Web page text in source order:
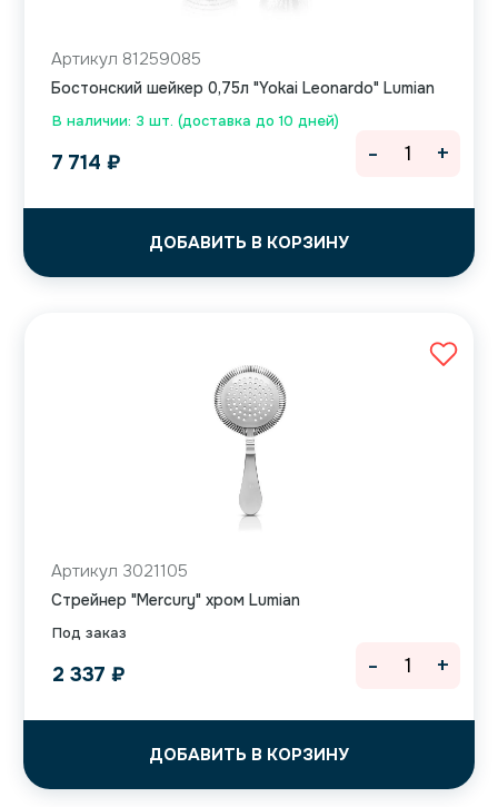
В наличии: 3 шт. (доставка до 10 дней)
Артикул 81259085
Бостонский шейкер 0,75л "Yokai Leonardo" Lumian
7 714 ₽
ДОБАВИТЬ В КОРЗИНУ
- +
Под заказ
Артикул 3021105
Cтрейнер "Mercury" хром Lumian
2 337 ₽
ДОБАВИТЬ В КОРЗИНУ
- +